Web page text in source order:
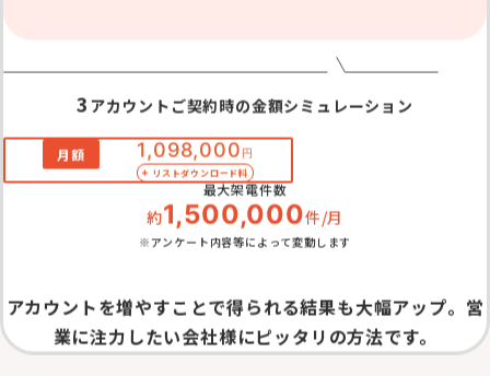
3 アカウントご契約時の金額シミュレーション
月額 1,098,000円
+リストダウンロード料
最大架電件数
約1,500,000件/月
※アンケート内容等によって変動します
アカウントを増やすことで得られる結果も大幅アップ。営
業に注力したい会社様にピッタリの方法です。